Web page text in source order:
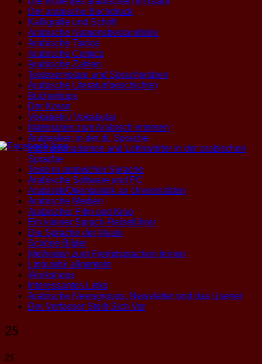
Der arabische Buchdruck
Kalligrafie und Schrift
Arabische Namensbestandteile
Arabische Tatoos
Arabische Comics
Arabische Zahlen
Textexemplare und Sprachproben
Arabische Literatur(geschichte)
Büchertipps
Der Koran
Vokabeln / Vokabular
Materialien zum Arabisch erlernen
Arabesken in der dt. Sprache
Internationalismen und Lehnwörter in der arabischen
Sprache
Texte in arabischer Sprache
Arabische Software und PC
Arabistik/Orientalistik an Universitäten
Arabische Medien
Arabischer Film und Kino
Ein kleiner Sprach-Reiseführer
Die Sprache der Musik
Schöne Bilder
Methoden zum Fremdsprachen lernen
Linguistik allgemein
Workshops
Interessantes Links
Arabische Newsgroups, Newsletter und das Usenet
Der Verfasser Stellt Sich Vor
25
25